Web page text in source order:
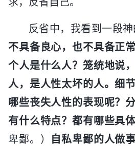
反省中，我看到一段神
不具备良心，也不具备正
个人是什么人？笼统地说
人，是人性太坏的人。细
哪些丧失人性的表现呢？
有什么特点？都有哪些具
卑鄙。）
自私卑鄙的人做